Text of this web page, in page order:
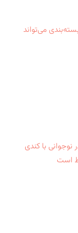
می‌تواند
با کندی
است